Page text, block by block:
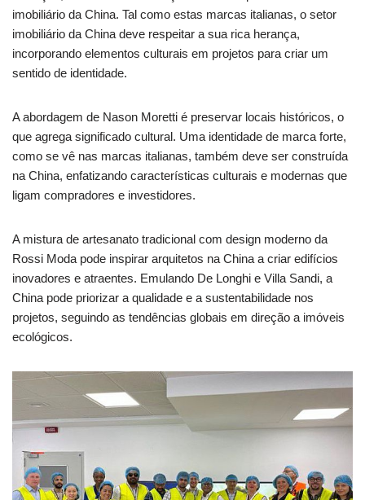
imobiliário da China. Tal como estas marcas italianas, o setor
imobiliário da China deve respeitar a sua rica herança,
incorporando elementos culturais em projetos para criar um
sentido de identidade.
A abordagem de Nason Moretti é preservar locais históricos, o
que agrega significado cultural. Uma identidade de marca forte,
como se vê nas marcas italianas, também deve ser construída
na China, enfatizando características culturais e modernas que
ligam compradores e investidores.
A mistura de artesanato tradicional com design moderno da
Rossi Moda pode inspirar arquitetos na China a criar edifícios
inovadores e atraentes. Emulando De Longhi e Villa Sandi, a
China pode priorizar a qualidade e a sustentabilidade nos
projetos, seguindo as tendências globais em direção a imóveis
ecológicos.